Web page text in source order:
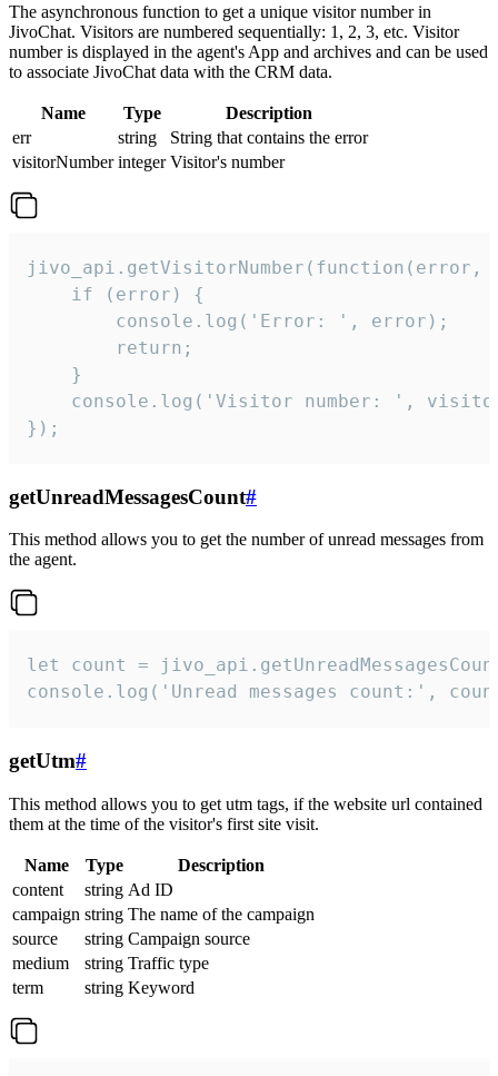
The asynchronous function to get a unique visitor number in
JivoChat. Visitors are numbered sequentially: 1, 2, 3, etc. Visitor
number is displayed in the agent's App and archives and can be used
to associate JivoChat data with the CRM data.
Name Type
Description
err
string
String that contains the error
visitorNumber integer Visitor's number
jivo_api.getVisitorNumber(function(error,
    if (error) {
        console.log('Error: ', error);
        return;
    }
console.log('Visitor number: ',
});
getUnreadMessagesCount#
This method allows you to get the number of unread messages from
the agent.
let count =
console.log('Unread messages count:',
getUtm#
This method allows you to get utm tags, if the website url contained
them at the time of the visitor's first site visit.
Name Type
Description
content
string Ad ID
campaign string The name of the campaign
source
string Campaign source
medium
string Traffic type
term
string Keyword